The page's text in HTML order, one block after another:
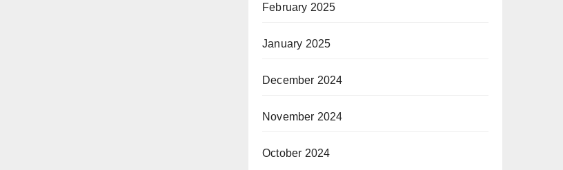
February 2025
January 2025
December 2024
November 2024
October 2024